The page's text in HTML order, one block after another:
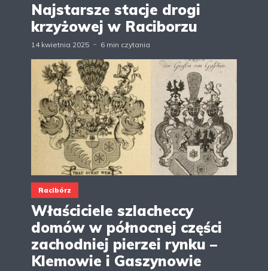
Najstarsze stacje drogi
krzyżowej w Raciborzu
14 kwietnia 2025 6 min czytania
Racibórz
Właściciele szlacheccy
domów w północnej części
zachodniej pierzei rynku –
Klemowie i Gaszynowie